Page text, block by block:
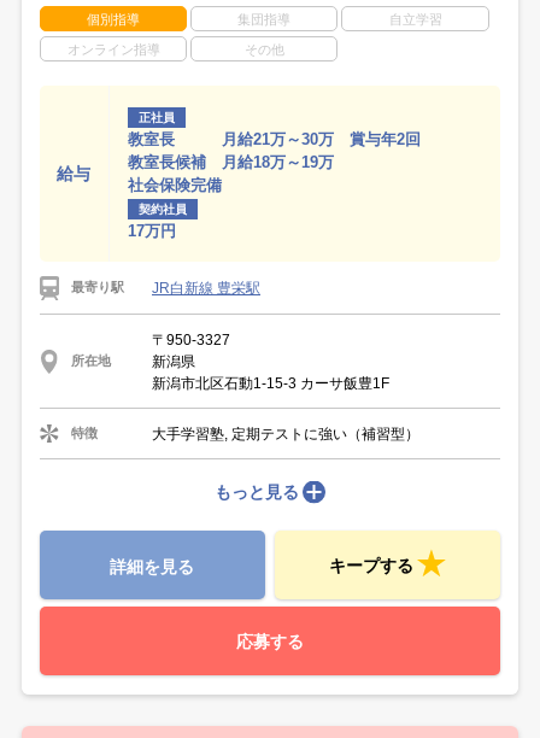
個別指導 集団指導 自立学習
オンライン指導 その他
給与
正社員
教室長 月給21万～30万 賞与年2回
教室長候補 月給18万～19万
社会保険完備
契約社員
17万円
最寄り駅 JR白新線 豊栄駅
所在地
〒950-3327
新潟県
新潟市北区石動1-15-3 カーサ飯豊1F
特徴 大手学習塾, 定期テストに強い（補習型）
もっと見る
詳細を見る キープする
応募する